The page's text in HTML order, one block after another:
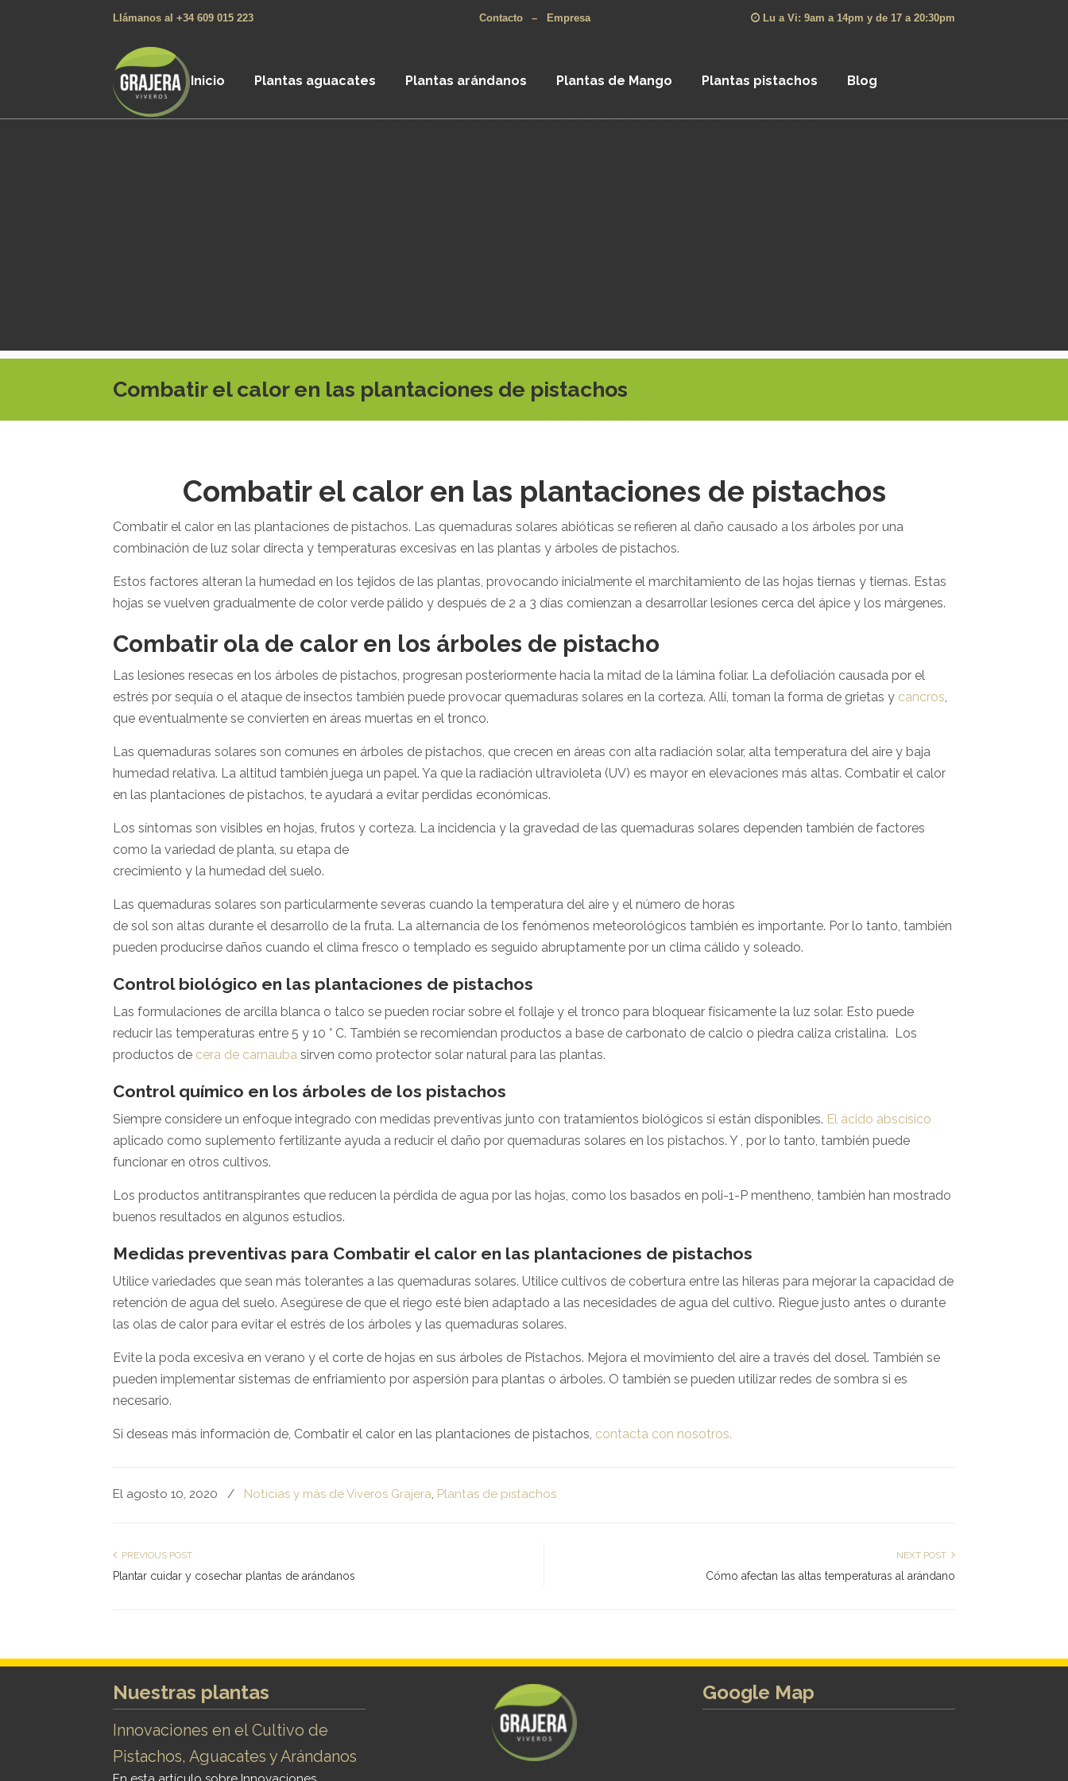
Llámanos al +34 609 015 223 Contacto – Empresa Lu a Vi: 9am a 14pm y de 17 a 20:30pm
Inicio Plantas aguacates Plantas arándanos Plantas de Mango Plantas pistachos Blog
Combatir el calor en las plantaciones de pistachos
Combatir el calor en las plantaciones de pistachos
Combatir el calor en las plantaciones de pistachos. Las quemaduras solares abióticas se refieren al daño causado a los árboles por una
combinación de luz solar directa y temperaturas excesivas en las plantas y árboles de pistachos.
Estos factores alteran la humedad en los tejidos de las plantas, provocando inicialmente el marchitamiento de las hojas tiernas y tiernas. Estas
hojas se vuelven gradualmente de color verde pálido y después de 2 a 3 días comienzan a desarrollar lesiones cerca del ápice y los márgenes.
Combatir ola de calor en los árboles de pistacho
Las lesiones resecas en los árboles de pistachos, progresan posteriormente hacia la mitad de la lámina foliar. La defoliación causada por el
estrés por sequía o el ataque de insectos también puede provocar quemaduras solares en la corteza. Allí, toman la forma de grietas y cancros,
que eventualmente se convierten en áreas muertas en el tronco.
Las quemaduras solares son comunes en árboles de pistachos, que crecen en áreas con alta radiación solar, alta temperatura del aire y baja
humedad relativa. La altitud también juega un papel. Ya que la radiación ultravioleta (UV) es mayor en elevaciones más altas. Combatir el calor
en las plantaciones de pistachos, te ayudará a evitar perdidas económicas.
Los síntomas son visibles en hojas, frutos y corteza. La incidencia y la gravedad de las quemaduras solares dependen también de factores
como la variedad de planta, su etapa de
crecimiento y la humedad del suelo.
Las quemaduras solares son particularmente severas cuando la temperatura del aire y el número de horas
de sol son altas durante el desarrollo de la fruta. La alternancia de los fenómenos meteorológicos también es importante. Por lo tanto, también
pueden producirse daños cuando el clima fresco o templado es seguido abruptamente por un clima cálido y soleado.
Control biológico en las plantaciones de pistachos
Las formulaciones de arcilla blanca o talco se pueden rociar sobre el follaje y el tronco para bloquear físicamente la luz solar. Esto puede
reducir las temperaturas entre 5 y 10 ° C. También se recomiendan productos a base de carbonato de calcio o piedra caliza cristalina. Los
productos de cera de carnauba sirven como protector solar natural para las plantas.
Control químico en los árboles de los pistachos
Siempre considere un enfoque integrado con medidas preventivas junto con tratamientos biológicos si están disponibles. El ácido abscísico
aplicado como suplemento fertilizante ayuda a reducir el daño por quemaduras solares en los pistachos. Y , por lo tanto, también puede
funcionar en otros cultivos.
Los productos antitranspirantes que reducen la pérdida de agua por las hojas, como los basados en poli-1-P mentheno, también han mostrado
buenos resultados en algunos estudios.
Medidas preventivas para Combatir el calor en las plantaciones de pistachos
Utilice variedades que sean más tolerantes a las quemaduras solares. Utilice cultivos de cobertura entre las hileras para mejorar la capacidad de
retención de agua del suelo. Asegúrese de que el riego esté bien adaptado a las necesidades de agua del cultivo. Riegue justo antes o durante
las olas de calor para evitar el estrés de los árboles y las quemaduras solares.
Evite la poda excesiva en verano y el corte de hojas en sus árboles de Pistachos. Mejora el movimiento del aire a través del dosel. También se
pueden implementar sistemas de enfriamiento por aspersión para plantas o árboles. O también se pueden utilizar redes de sombra si es
necesario.
Si deseas más información de, Combatir el calor en las plantaciones de pistachos, contacta con nosotros.
El agosto 10, 2020 / Noticias y más de Viveros Grajera, Plantas de pistachos
PREVIOUS POST
Plantar cuidar y cosechar plantas de arándanos
NEXT POST
Cómo afectan las altas temperaturas al arándano
Nuestras plantas
Innovaciones en el Cultivo de
Pistachos, Aguacates y Arándanos
Google Map